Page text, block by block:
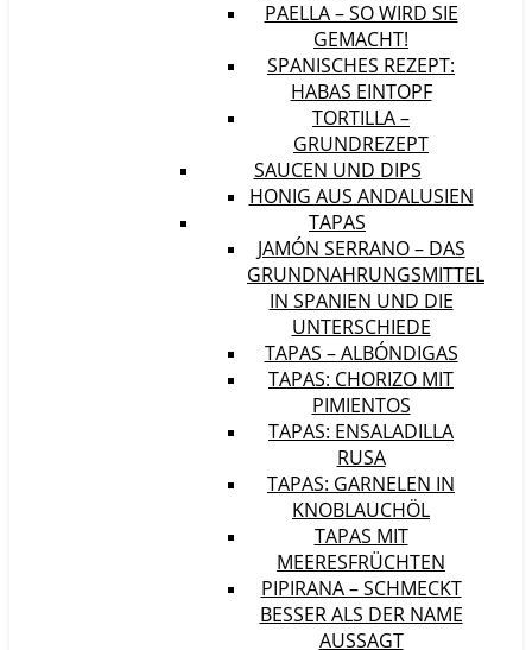
PAELLA – SO WIRD SIE
GEMACHT!
SPANISCHES REZEPT:
HABAS EINTOPF
TORTILLA –
GRUNDREZEPT
SAUCEN UND DIPS
HONIG AUS ANDALUSIEN
TAPAS
JAMÓN SERRANO – DAS
GRUNDNAHRUNGSMITTEL
IN SPANIEN UND DIE
UNTERSCHIEDE
TAPAS – ALBÓNDIGAS
TAPAS: CHORIZO MIT
PIMIENTOS
TAPAS: ENSALADILLA
RUSA
TAPAS: GARNELEN IN
KNOBLAUCHÖL
TAPAS MIT
MEERESFRÜCHTEN
PIPIRANA – SCHMECKT
BESSER ALS DER NAME
AUSSAGT